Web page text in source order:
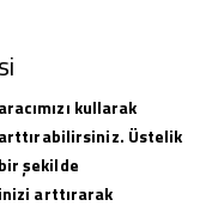
kullarak
arttırabilirsiniz. Üstelik
şekilde
arttırarak